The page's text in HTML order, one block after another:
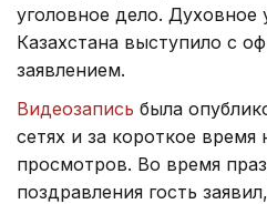
уголовное дело. Духовное
Казахстана выступило с
заявлением.
Видеозапись была
сетях и за короткое время
просмотров. Во время
поздравления гость